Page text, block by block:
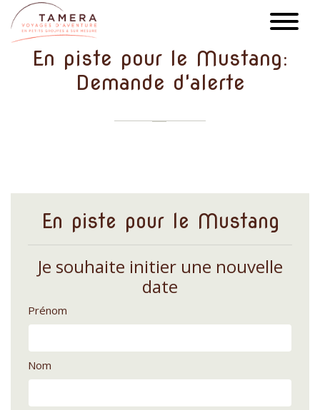
Aller
au
contenu
principalEn piste pour le Mustang:
Demande d'alerte
En piste pour le Mustang
Je souhaite initier une nouvelle
date
Prénom
Nom